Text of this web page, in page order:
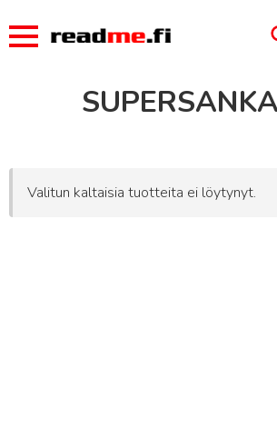
Valitun kaltaisia tuotteita ei löytynyt.